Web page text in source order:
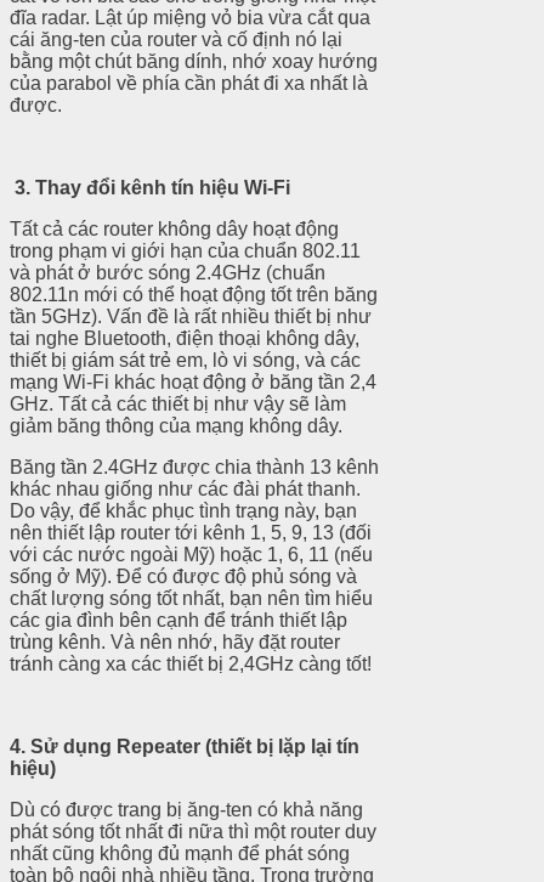
đĩa radar. Lật úp miệng vỏ bia vừa cắt qua
cái ăng-ten của router và cố định nó lại
bằng một chút băng dính, nhớ xoay hướng
của parabol về phía cần phát đi xa nhất là
được.
3. Thay đổi kênh tín hiệu Wi-Fi
Tất cả các router không dây hoạt động
trong phạm vi giới hạn của chuẩn 802.11
và phát ở bước sóng 2.4GHz (chuẩn
802.11n mới có thể hoạt động tốt trên băng
tần 5GHz). Vấn đề là rất nhiều thiết bị như
tai nghe Bluetooth, điện thoại không dây,
thiết bị giám sát trẻ em, lò vi sóng, và các
mạng Wi-Fi khác hoạt động ở băng tần 2,4
GHz. Tất cả các thiết bị như vậy sẽ làm
giảm băng thông của mạng không dây.
Băng tần 2.4GHz được chia thành 13 kênh
khác nhau giống như các đài phát thanh.
Do vậy, để khắc phục tình trạng này, bạn
nên thiết lập router tới kênh 1, 5, 9, 13 (đối
với các nước ngoài Mỹ) hoặc 1, 6, 11 (nếu
sống ở Mỹ). Để có được độ phủ sóng và
chất lượng sóng tốt nhất, bạn nên tìm hiểu
các gia đình bên cạnh để tránh thiết lập
trùng kênh. Và nên nhớ, hãy đặt router
tránh càng xa các thiết bị 2,4GHz càng tốt!
4. Sử dụng Repeater (thiết bị lặp lại tín
hiệu)
Dù có được trang bị ăng-ten có khả năng
phát sóng tốt nhất đi nữa thì một router duy
nhất cũng không đủ mạnh để phát sóng
toàn bộ ngôi nhà nhiều tầng. Trong trường